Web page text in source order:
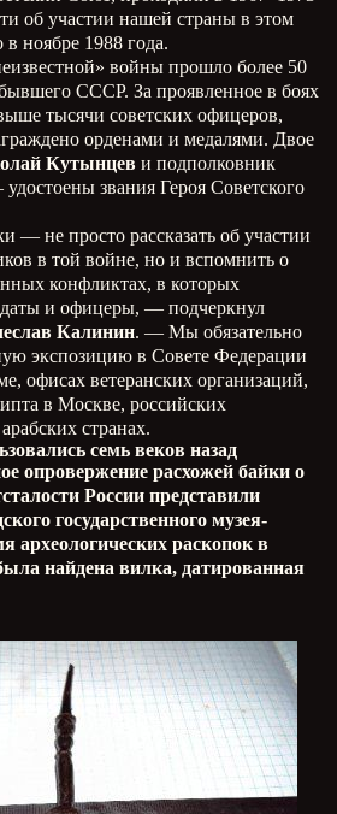
об участии нашей страны в этом
в ноябре 1988 года.
войны прошло более 50
СССР. За проявленное в боях
тысячи советских офицеров,
орденами и медалями. Двое
Кутынцев и подполковник
звания Героя Советского
— не просто рассказать об участии
в той войне, но и вспомнить о
конфликтах, в которых
и офицеры, — подчеркнул
Калинин. — Мы обязательно
экспозицию в Совете Федерации
офисах ветеранских организаций,
в Москве, российских
странах.
семь веков назад
опровержение расхожей байки о
России представили
государственного музея-
археологических раскопок в
найдена вилка, датированная